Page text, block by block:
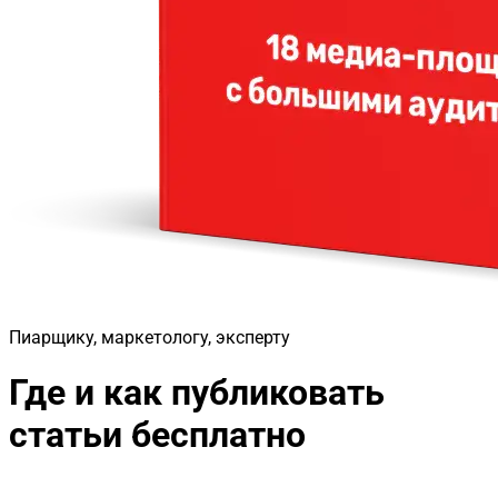
Пиарщику, маркетологу, эксперту
Где и как публиковать
статьи бесплатно